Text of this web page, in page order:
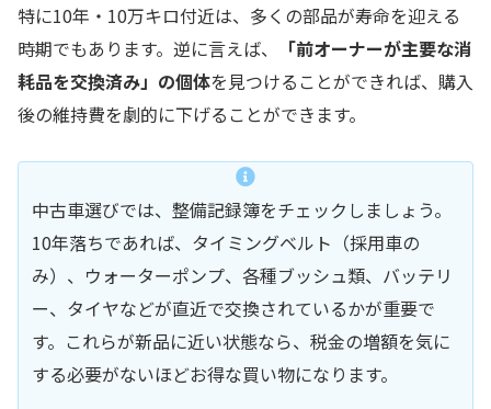
特に10年・10万キロ付近は、多くの部品が寿命を迎える
時期でもあります。逆に言えば、
「前オーナーが主要な消
耗品を交換済み」の個体を見つけることができれば、購入
後の維持費を劇的に下げることができます。
中古車選びでは、整備記録簿をチェックしましょう。
10年落ちであれば、タイミングベルト（採用車の
み）、ウォーターポンプ、各種ブッシュ類、バッテリ
ー、タイヤなどが直近で交換されているかが重要で
す。これらが新品に近い状態なら、税金の増額を気に
する必要がないほどお得な買い物になります。